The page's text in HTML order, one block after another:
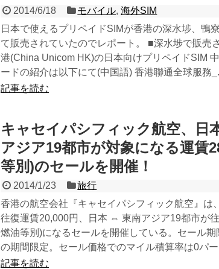
2014/6/18 モバイル,海外SIM
日本で使えるプリペイドSIMが香港の深水埗、鴨
て販売されていたのでレポート。 ■深水埗で販売
港(China Unicom HK)の日本向けプリペイドSIM
ードの紹介は以下にて(中国語) 香港聯通全球服務
記事を読む
キャセイパシフィック航空、日
アジア19都市が対象になる運賃
等別)のセールを開催！
2014/1/23
旅行
香港の航空会社『キャセイパシフィック航空』
往復運賃20,000円、日本 ⇔ 東南アジア19都市が
燃油等別)になるセールを開催している。セール
の期間限定。セール価格でのマイル積算率は0パ
記事を読む